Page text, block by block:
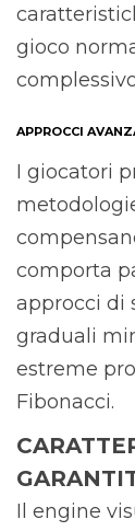
gioco
APPROCCI
I giocatori
comporta
approcci di
graduali
estreme
Fibonacci.
Il engine